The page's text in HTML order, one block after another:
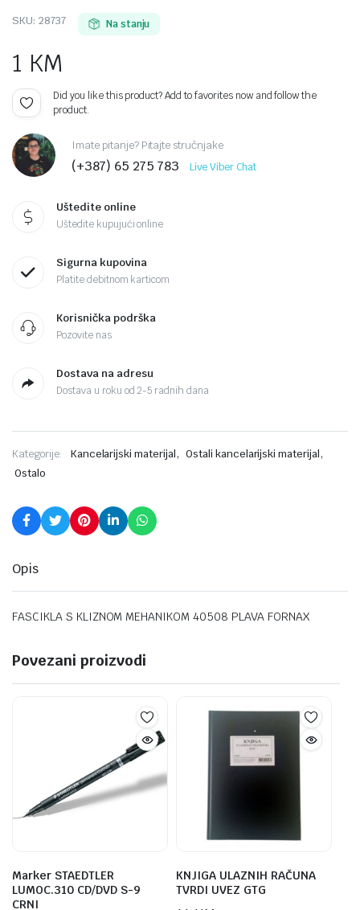
SKU: 28737 Na stanju
1 KM
Did you like this product? Add to favorites now and follow the
product.
Imate pitanje? Pitajte stručnjake
(+387) 65 275 783 Live Viber Chat
Uštedite online
Uštedite kupujući online
Sigurna kupovina
Platite debitnom karticom
Korisnička podrška
Pozovite nas
Dostava na adresu
Dostava u roku od 2-5 radnih dana
Kategorije: Kancelarijski materijal, Ostali kancelarijski materijal,
Ostalo
Opis
FASCIKLA S KLIZNOM MEHANIKOM 40508 PLAVA FORNAX
Povezani proizvodi
Marker STAEDTLER
LUMOC.310 CD/DVD S-9
CRNI
KNJIGA ULAZNIH RAČUNA
TVRDI UVEZ GTG